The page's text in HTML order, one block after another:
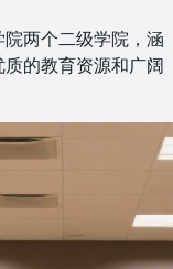
两个二级学院，涵
的教育资源和广阔